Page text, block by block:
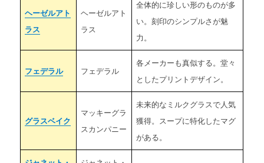
ヘーゼルアト
ラス
ヘーゼルアト
ラス
全体的に珍しい形のものが多
い。刻印のシンプルさが魅
力。
フェデラル フェデラル
各メーカーも真似する。堂々
としたプリントデザイン。
グラスベイク
マッキーグラ
スカンパニー
未来的なミルクグラスで人気
獲得。スープに特化したマグ
がある。